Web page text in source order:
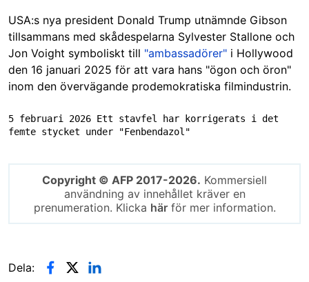
USA:s nya president Donald Trump utnämnde Gibson
tillsammans med skådespelarna Sylvester Stallone och
Jon Voight symboliskt till "ambassadörer" i Hollywood
den 16 januari 2025 för att vara hans "ögon och öron"
inom den övervägande prodemokratiska filmindustrin.
5 februari 2026 Ett stavfel har korrigerats i det
femte stycket under "Fenbendazol"
Copyright © AFP 2017-2026. Kommersiell
användning av innehållet kräver en
prenumeration. Klicka härför mer information.
Dela: